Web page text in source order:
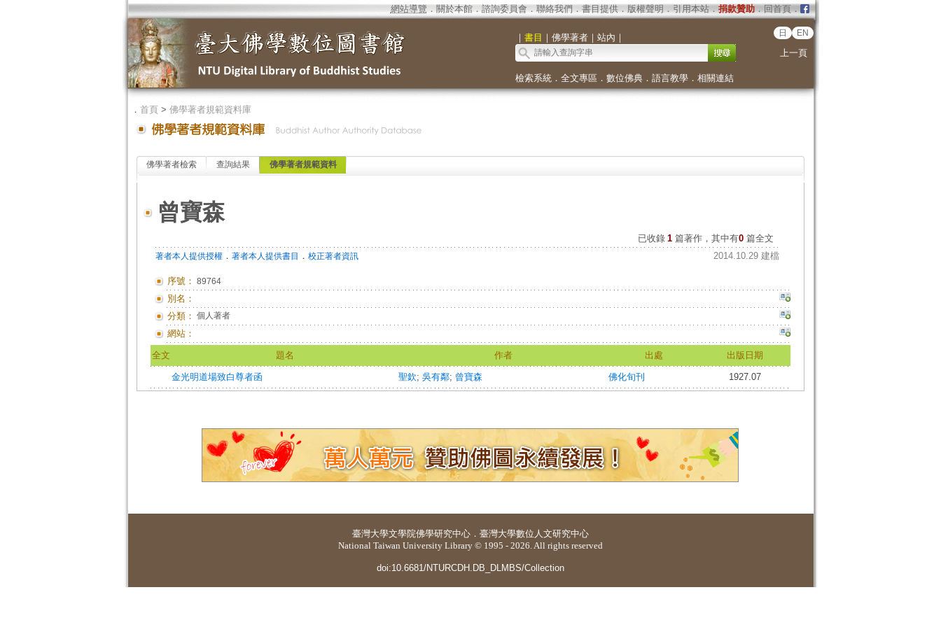
網站導覽 ． 關於本館． 諮詢委員會． 聯絡我們 ． 書目提供． 版權聲明 ． 引用本站． 捐款贊助．回首頁．
｜ 書目 ｜ 佛學著者｜ 站內 ｜ 日 EN
上一頁
檢索系統． 全文專區 ． 數位佛典． 語言教學． 相關連結
． 首頁> 佛學著者規範資料庫
佛學著者檢索 查詢結果 佛學著者規範資料
曾寶森
已收錄 1 篇著作，其中有0篇全文
著者本人提供授權． 著者本人提供書目 ． 校正著者資訊 2014.10.29 建檔
序號： 89764
別名：
分類： 個人著者
網站：
全文 題名 作者 出處 出版日期
金光明道場致白尊者函 聖欽; 吳有鄰; 曾寶森 佛化旬刊 1927.07
臺灣大學文學院佛學研究中心 ． 臺灣大學數位人文研究中心
National Taiwan University Library © 1995 - 2026. All rights reserved
doi:10.6681/NTURCDH.DB_DLMBS/Collection